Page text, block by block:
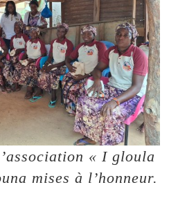
« I gloula
mises à l’honneur.